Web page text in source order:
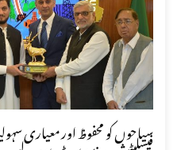
سیاحوں کو محفوظ اور معیاری